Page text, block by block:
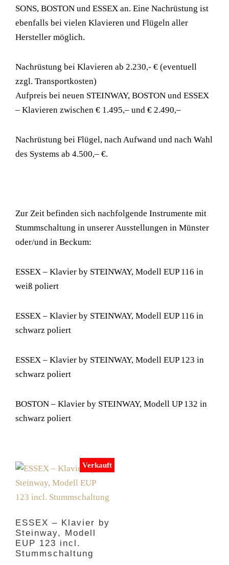
SONS, BOSTON und ESSEX an. Eine Nachrüstung ist
ebenfalls bei vielen Klavieren und Flügeln aller
Hersteller möglich.
Nachrüstung bei Klavieren ab 2.230,- € (eventuell
zzgl. Transportkosten)
Aufpreis bei neuen STEINWAY, BOSTON und ESSEX
– Klavieren zwischen € 1.495,– und € 2.490,–
Nachrüstung bei Flügel, nach Aufwand und nach Wahl
des Systems ab 4.500,– €.
Zur Zeit befinden sich nachfolgende Instrumente mit
Stummschaltung in unserer Ausstellungen in Münster
oder/und in Beckum:
ESSEX – Klavier by STEINWAY, Modell EUP 116 in
weiß poliert
ESSEX – Klavier by STEINWAY, Modell EUP 116 in
schwarz poliert
ESSEX – Klavier by STEINWAY, Modell EUP 123 in
schwarz poliert
BOSTON – Klavier by STEINWAY, Modell UP 132 in
schwarz poliert
Verkauft
Verkauft
ESSEX – Klavier by
Steinway, Modell
EUP 123 incl.
Stummschaltung